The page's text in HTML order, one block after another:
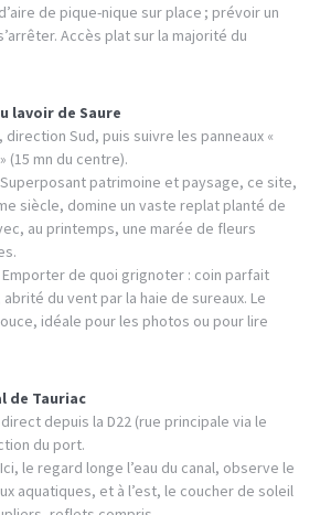
de pique-nique sur place ; prévoir un
Accès plat sur la majorité du
lavoir de Saure
direction Sud, puis suivre les panneaux «
(15 mn du centre).
Superposant patrimoine et paysage, ce site,
siècle, domine un vaste replat planté de
au printemps, une marée de fleurs
Emporter de quoi grignoter : coin parfait
du vent par la haie de sureaux. Le
idéale pour les photos ou pour lire
de Tauriac
depuis la D22 (rue principale via le
du port.
Ici, le regard longe l’eau du canal, observe le
aquatiques, et à l’est, le coucher de soleil